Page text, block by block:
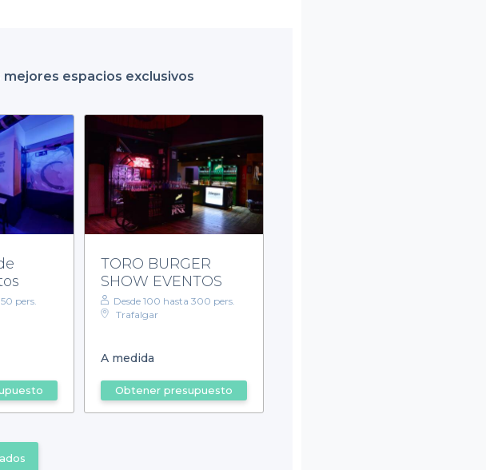
espacios exclusivos
pers.
TORO BURGER
SHOW EVENTOS
Desde 100 hasta 300 pers.
Trafalgar
A medida
Obtener presupuesto